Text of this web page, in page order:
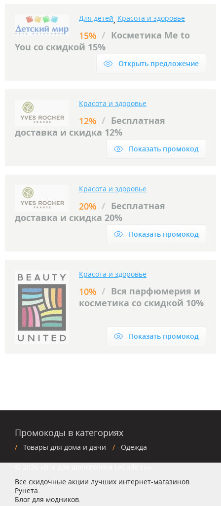
Для детей, Красота и здоровье
15% / Косметика Me to
You со скидкой 15%
Открыть предложение
Красота и здоровье
12% / Бесплатная
доставка и скидка 12%
Показать промокод
Красота и здоровье
20% / Бесплатная
доставка и скидка 20%
Показать промокод
Красота и здоровье
10% / Вся парфюмерия и
косметика со скидкой 10%
Показать промокод
Промокоды в категориях
Товары для дома и дачи Одежда
Все скидочные акции лучших интернет-магазинов
Рунета.
Блог для модников.